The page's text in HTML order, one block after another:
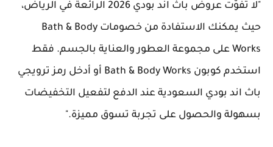
"لا تفوّت عروض باث اند بودي 2026
الرائعة في الرياض،
حيث يمكنك الاستفادة من
خصومات Bath & Body
Works على مجموعة العطور والعناية بالجسم. فقط
استخدم كوبون Bath & Body Works أو أدخل رمز ترويجي
باث اند بودي السعودية عند الدفع لتفعيل التخفيضات
بسهولة والحصول على تجربة تسوق مميزة."